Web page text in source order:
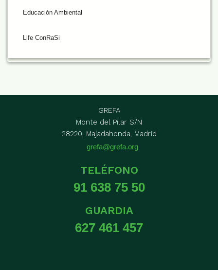
Educación Ambiental
Life ConRaSi
GREFA
Monte del Pilar S/N
28220, Majadahonda, Madrid
grefa@grefa.org
TELÉFONO
91 638 75 50
GUARDIA
627 461 457